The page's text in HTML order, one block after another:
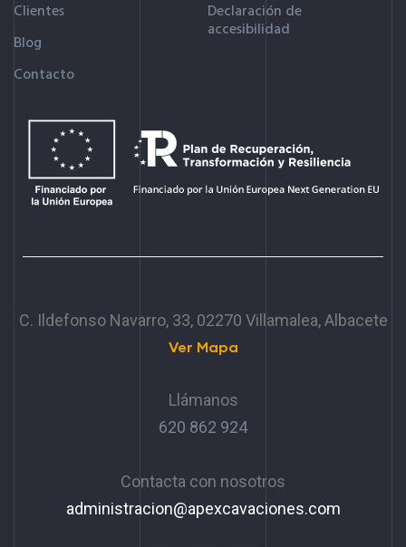
Clientes
Blog
Contacto
Declaración de
accesibilidad
C. Ildefonso Navarro, 33, 02270 Villamalea, Albacete
Ver Mapa
Llámanos
620 862 924
Contacta con nosotros
administracion@apexcavaciones.com